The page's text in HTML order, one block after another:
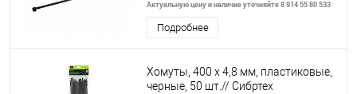
Актуальную цену и наличие уточняйте 8 914 55 80 533
Подробнее
Хомуты, 400 х 4,8 мм, пластиковые,
черные, 50 шт.// Сибртех